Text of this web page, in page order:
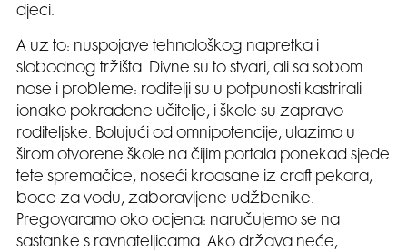
djeci.
A uz to: nuspojave tehnološkog napretka i
slobodnog tržišta. Divne su to stvari, ali sa sobom
nose i probleme: roditelji su u potpunosti kastrirali
ionako pokradene učitelje, i škole su zapravo
roditeljske. Bolujući od omnipotencije, ulazimo u
širom otvorene škole na čijim portala ponekad sjede
tete spremačice, noseći kroasane iz craft pekara,
boce za vodu, zaboravljene udžbenike.
Pregovaramo oko ocjena: naručujemo se na
sastanke s ravnateljicama. Ako država neće,